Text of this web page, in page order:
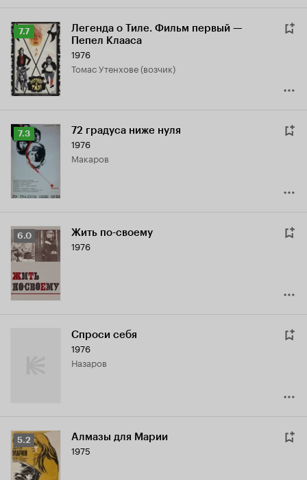
Рейтинг
Кинопоиска
7.7
7.7
Легенда о Тиле. Фильм первый —
Пепел Клааса
1976
Томас Утенхове (возчик)
Рейтинг
Кинопоиска
7.3
7.3 72 градуса ниже нуля
1976
Макаров
Рейтинг
Кинопоиска
6.0
6.0 Жить по-своему
1976
Спроси себя
1976
Назаров
Рейтинг
Кинопоиска
5.2
5.2 Алмазы для Марии
1975